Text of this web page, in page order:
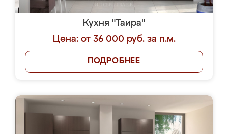
Кухня "Таира"
Цена: от 36 000 руб. за п.м.
ПОДРОБНЕЕ